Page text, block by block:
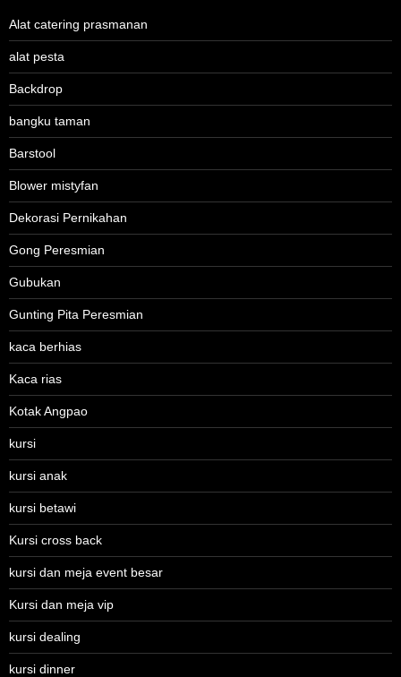
Alat catering prasmanan
alat pesta
Backdrop
bangku taman
Barstool
Blower mistyfan
Dekorasi Pernikahan
Gong Peresmian
Gubukan
Gunting Pita Peresmian
kaca berhias
Kaca rias
Kotak Angpao
kursi
kursi anak
kursi betawi
Kursi cross back
kursi dan meja event besar
Kursi dan meja vip
kursi dealing
kursi dinner